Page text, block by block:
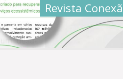
Revista